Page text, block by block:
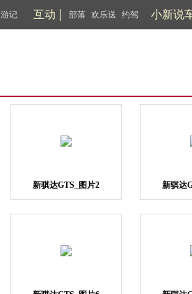
游记 互动 部落 欢乐送 约驾 小新说
新骐达GTS_图片2 新骐达